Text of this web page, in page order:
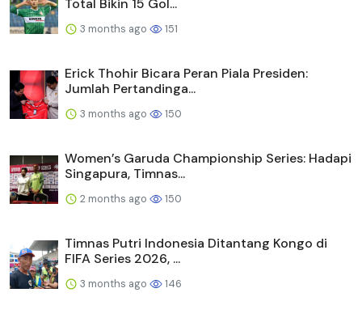
3 months ago 151
Erick Thohir Bicara Peran Piala Presiden:
Jumlah Pertandinga...
3 months ago 150
Women’s Garuda Championship Series: Hadapi
Singapura, Timnas...
2 months ago 150
Timnas Putri Indonesia Ditantang Kongo di
FIFA Series 2026, ...
3 months ago 146